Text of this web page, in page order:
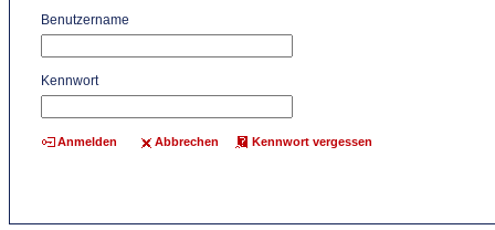
Benutzername
Kennwort
Abbrechen Kennwort vergessen